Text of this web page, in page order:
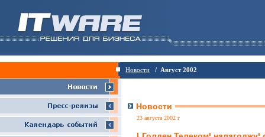
Новости / Август 2002
Новости
23 августа 2002 г